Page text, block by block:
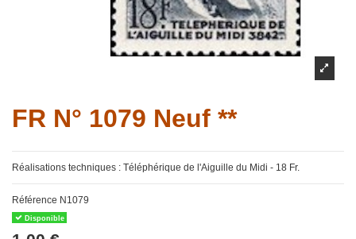
FR N° 1079 Neuf **
Réalisations techniques : Téléphérique de l'Aiguille du Midi - 18 Fr.
Référence N1079
Disponible